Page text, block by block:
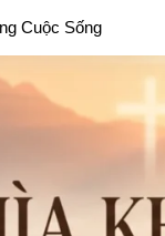
Cuộc Sống